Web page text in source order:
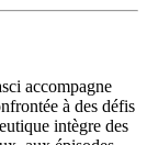
accompagne
à des défis
intègre des